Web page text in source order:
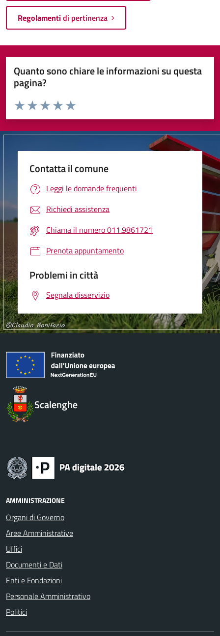
Regolamentidi pertinenza
Quanto sono chiare le informazioni su questa
pagina?
Valuta da 1 a 5 stelle la pagina
Valuta 5 stelle su 5
Valuta 4 stelle su 5
Valuta 3 stelle su 5
Valuta 2 stelle su 5
Valuta 1 stelle su 5
Contatta il comune
Leggi le domande frequenti
Richiedi assistenza
Chiama il numero 011.9861721
Prenota appuntamento
Problemi in città
Segnala disservizio
Scalenghe
AMMINISTRAZIONE
Organi di Governo
Aree Amministrative
Uffici
Documenti e Dati
Enti e Fondazioni
Personale Amministrativo
Politici